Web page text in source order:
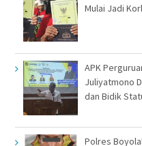
Mulai Jadi
APK
Juliyatmono
dan Bidik
Polres